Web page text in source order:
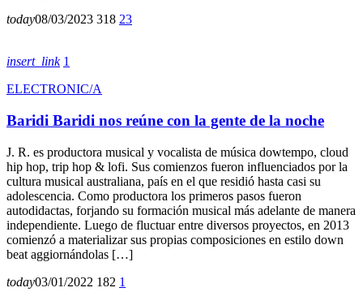
today08/03/2023 318 23
insert_link 1
ELECTRONIC/A
Baridi Baridi nos reúne con la gente de la noche
J. R. es productora musical y vocalista de música dowtempo, cloud
hip hop, trip hop & lofi. Sus comienzos fueron influenciados por la
cultura musical australiana, país en el que residió hasta casi su
adolescencia. Como productora los primeros pasos fueron
autodidactas, forjando su formación musical más adelante de manera
independiente. Luego de fluctuar entre diversos proyectos, en 2013
comienzó a materializar sus propias composiciones en estilo down
beat aggiornándolas […]
today03/01/2022 182 1